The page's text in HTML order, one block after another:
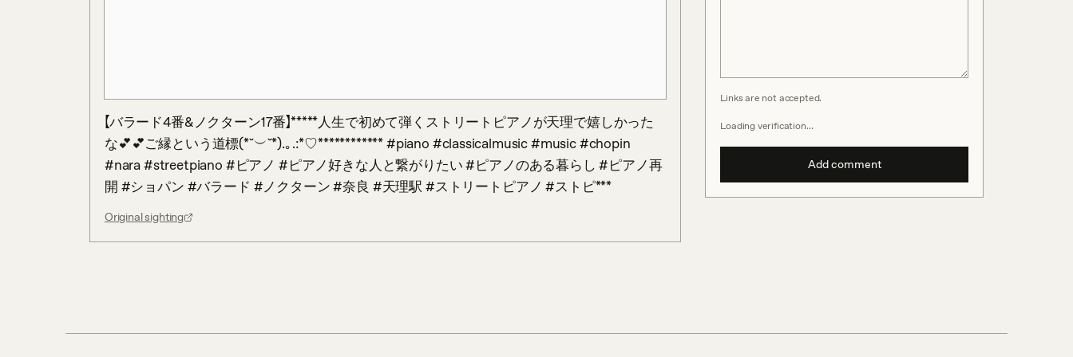
【バラード4番&ノクターン17番】*****人生で初めて弾くストリートピアノが天理で嬉しかった
な💕💕ご縁という道標(*˘︶˘*).｡.:*♡************ #piano #classicalmusic #music #chopin
#nara #streetpiano #ピアノ #ピアノ好きな人と繋がりたい #ピアノのある暮らし #ピアノ再
開 #ショパン #バラード #ノクターン #奈良 #天理駅 #ストリートピアノ #ストピ***
Original sighting
Links are not accepted.
Loading verification…
Add comment